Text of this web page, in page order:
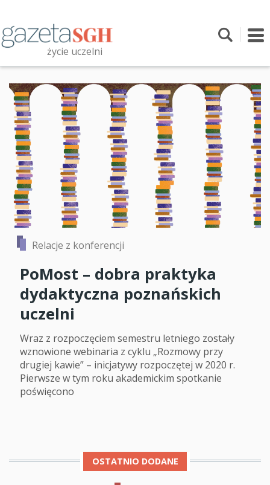
treści
życie uczelni
Relacje z konferencji
PoMost – dobra praktyka
dydaktyczna poznańskich
uczelni
Wraz z rozpoczęciem semestru letniego zostały
wznowione webinaria z cyklu „Rozmowy przy
drugiej kawie” – inicjatywy rozpoczętej w 2020 r.
Pierwsze w tym roku akademickim spotkanie
poświęcono
OSTATNIO DODANE